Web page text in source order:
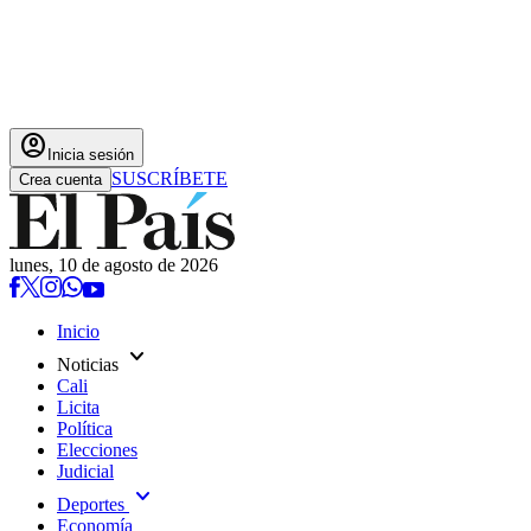
account_circle Inicia sesión
Crea cuenta SUSCRÍBETE
lunes, 10 de agosto de 2026
Inicio
Noticias expand_more
Cali
Licita
Política
Elecciones
Judicial
Deportes expand_more
Economía